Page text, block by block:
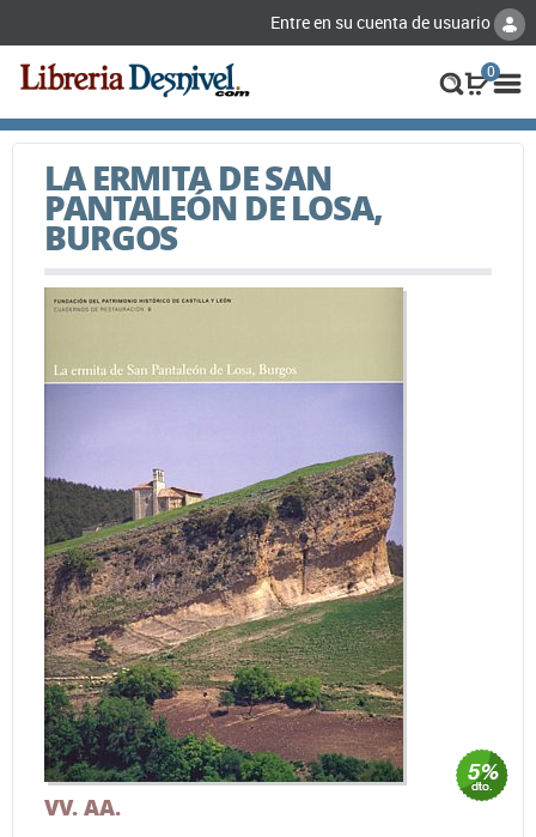
Entre en su cuenta de usuario
0
LA ERMITA DE SAN
PANTALEÓN DE LOSA,
BURGOS
VV. AA.